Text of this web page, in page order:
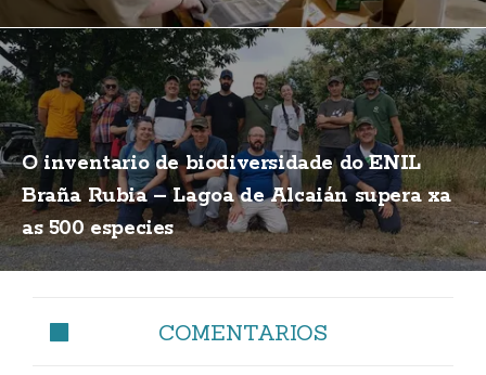
O inventario de biodiversidade do ENIL
Braña Rubia – Lagoa de Alcaián supera xa
as 500 especies
COMENTARIOS